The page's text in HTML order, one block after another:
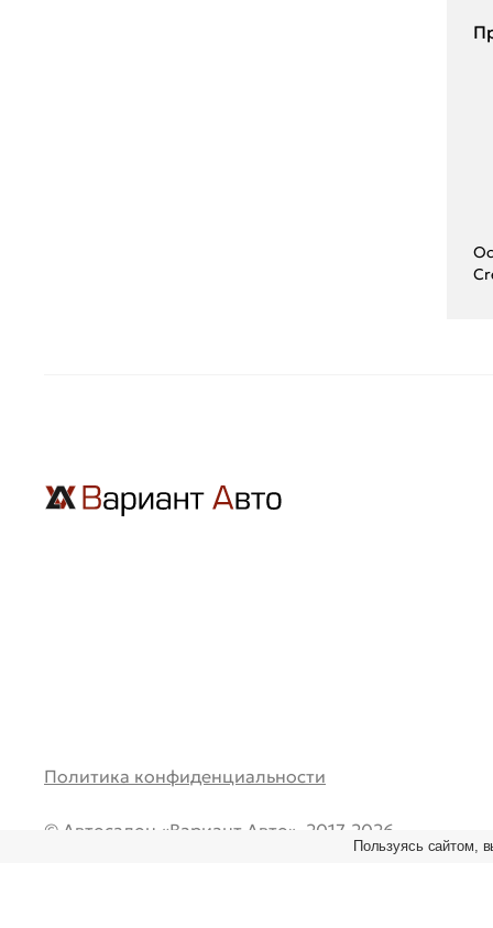
Политика конфиденциальности
© Автосалон «Вариант Авто», 2017-2026.
Все права защищены. Перепечатка и любое
Пользуясь сайтом,